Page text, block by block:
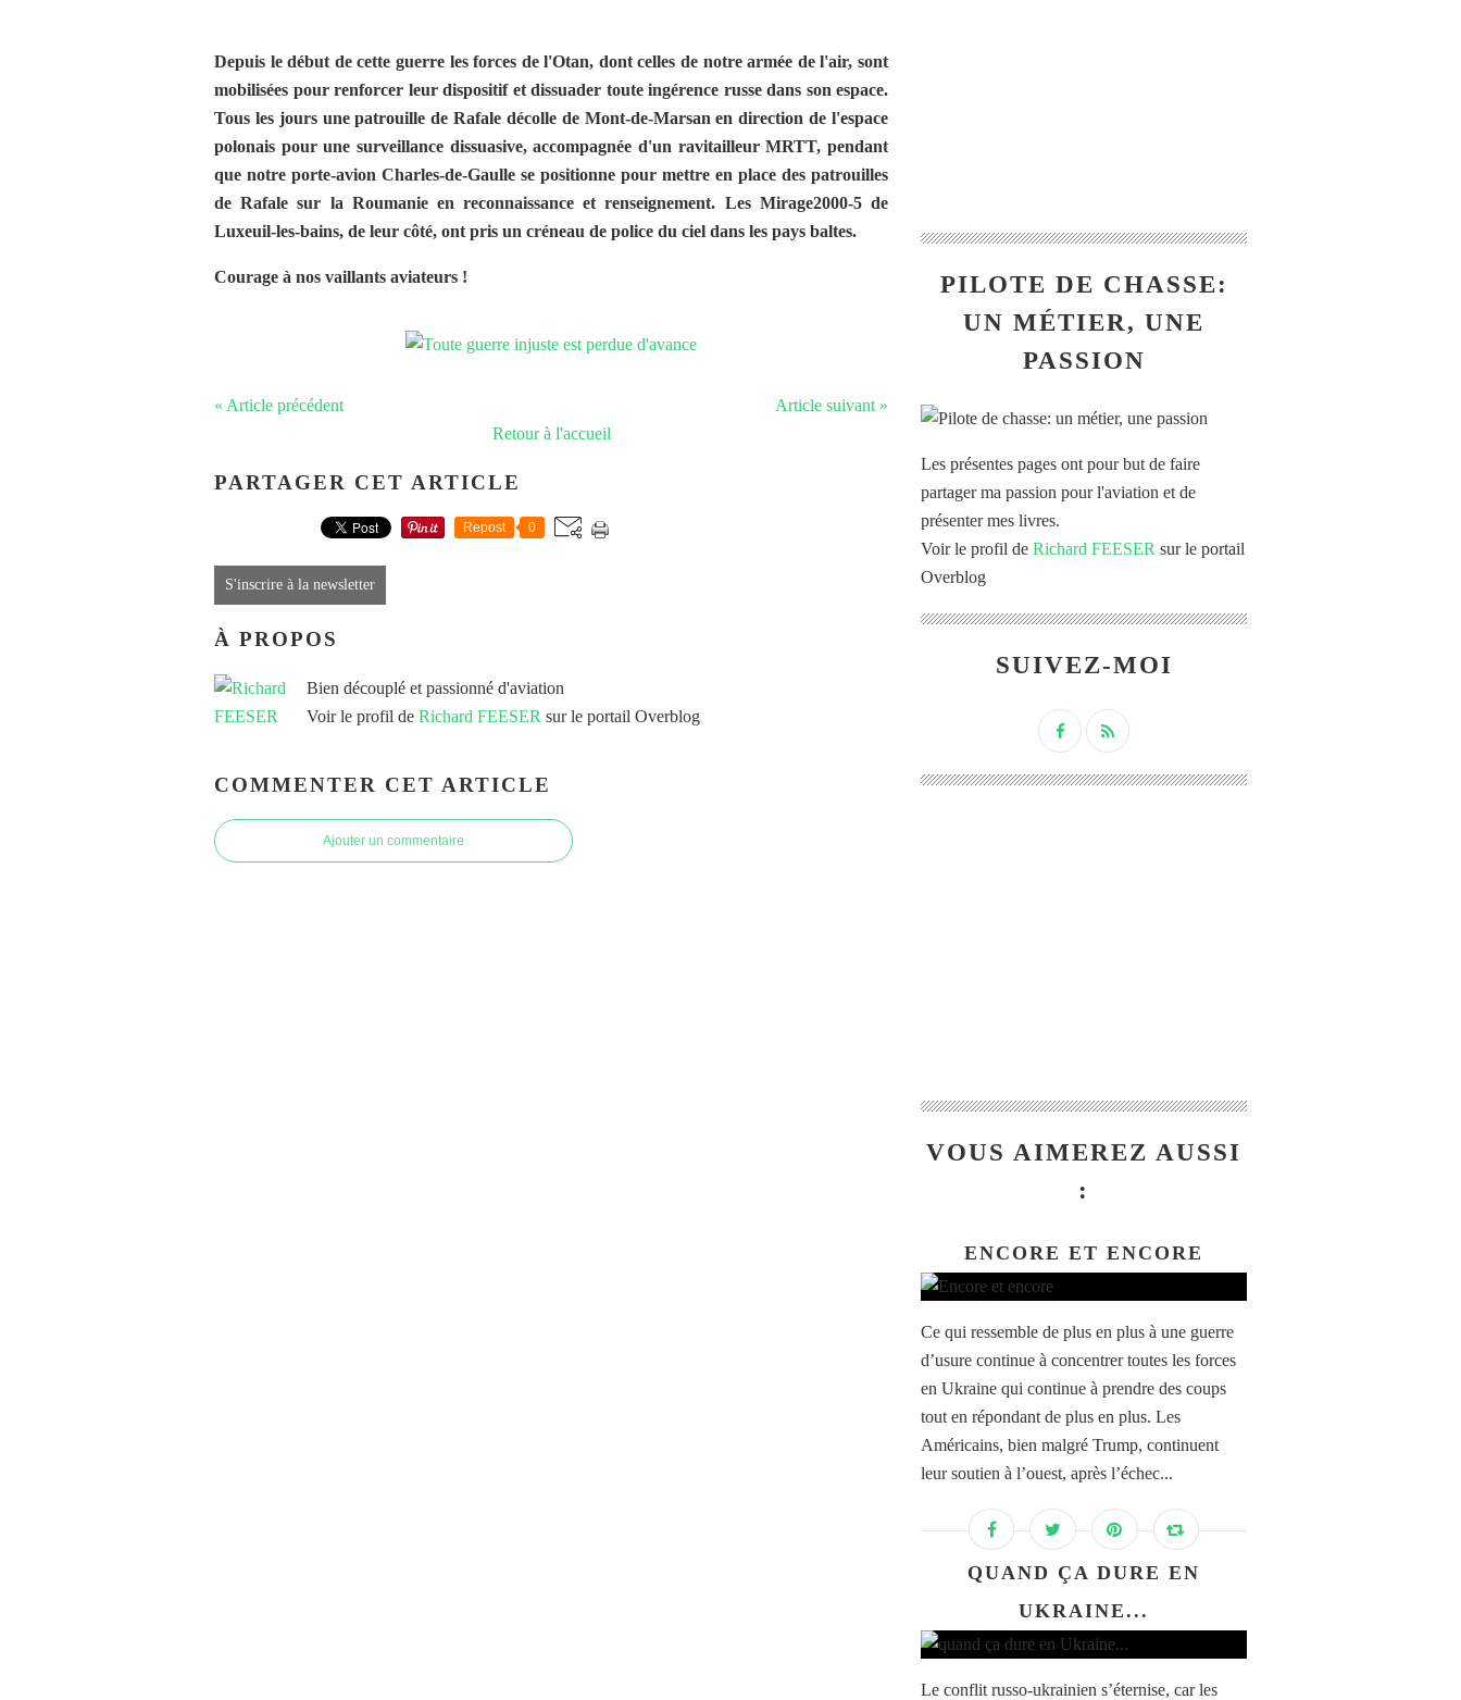
Depuis le début de cette guerre les forces de l'Otan, dont celles de notre armée de l'air, sont
mobilisées pour renforcer leur dispositif et dissuader toute ingérence russe dans son espace.
Tous les jours une patrouille de Rafale décolle de Mont-de-Marsan en direction de l'espace
polonais pour une surveillance dissuasive, accompagnée d'un ravitailleur MRTT, pendant
que notre porte-avion Charles-de-Gaulle se positionne pour mettre en place des patrouilles
de Rafale sur la Roumanie en reconnaissance et renseignement. Les Mirage2000-5 de
Luxeuil-les-bains, de leur côté, ont pris un créneau de police du ciel dans les pays baltes.
Courage à nos vaillants aviateurs !
« Article précédent
Article suivant »
Retour à l'accueil
PARTAGER CET ARTICLE
Repost 0
S'inscrire à la newsletter
À PROPOS
Bien découplé et passionné d'aviation
Voir le profil de Richard FEESER sur le portail Overblog
COMMENTER CET ARTICLE
Ajouter un commentaire
PILOTE DE CHASSE:
UN MÉTIER, UNE
PASSION
Les présentes pages ont pour but de faire
partager ma passion pour l'aviation et de
présenter mes livres.
Voir le profil de Richard FEESER sur le portail
Overblog
SUIVEZ-MOI
VOUS AIMEREZ AUSSI
:
ENCORE ET ENCORE
Ce qui ressemble de plus en plus à une guerre
d’usure continue à concentrer toutes les forces
en Ukraine qui continue à prendre des coups
tout en répondant de plus en plus. Les
Américains, bien malgré Trump, continuent
leur soutien à l’ouest, après l’échec...
QUAND ÇA DURE EN
UKRAINE...
Le conflit russo-ukrainien s’éternise, car les